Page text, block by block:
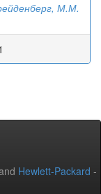
М.М.
Hewlett-Packard -